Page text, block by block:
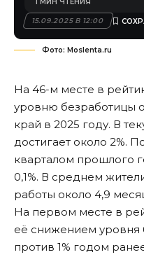
15.09.2025 В 12:00
1 МИН ЧТЕНИЯ
Фото: Moslenta.ru
На 46-м месте в
уровню безработицы
край в 2025 году. В
достигает около 2%.
кварталом прошлого
0,1%. В среднем
работы около 4,9
На первом месте в
её снижением уровня
против 1% годом